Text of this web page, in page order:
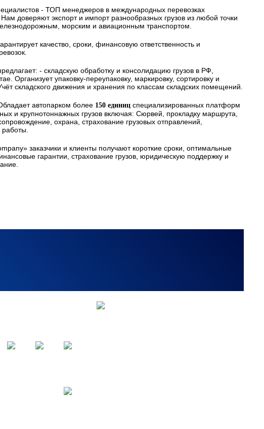
- ТОП менеджеров в международных перевозках
доверяют экспорт и импорт разнообразных грузов из любой точки
морским и авиационным транспортом.
качество, сроки, финансовую ответственность и
- складскую обработку и консолидацию грузов в РФ,
Организует упаковку-переупаковку, маркировку, сортировку и
складского движения и хранения по классам складских помещений.
автопарком более 150 единиц специализированных платформ
и крупнотоннажных грузов включая: Сюрвей, прокладку маршрута,
охрана, страхование грузовых отправлений,
работы.
заказчики и клиенты получают короткие сроки, оптимальные
гарантии, страхование грузов, юридическую поддержку и